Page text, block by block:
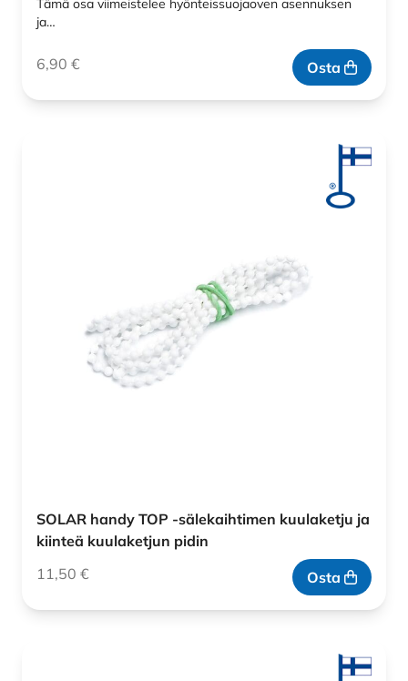
Tämä osa viimeistelee hyönteissuojaoven asennuksen
ja…
6,90 € Osta
SOLAR handy TOP -sälekaihtimen kuulaketju ja
kiinteä kuulaketjun pidin
11,50 € Osta